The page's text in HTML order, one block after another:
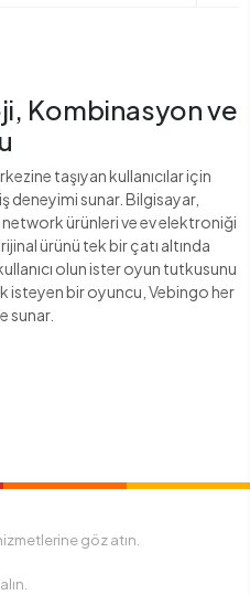
Kombinasyon ve
taşıyan kullanıcılar için
deneyimi sunar. Bilgisayar,
ürünleri ve ev elektroniği
ürünü tek bir çatı altında
olun ister oyun tutkusunu
isteyen bir oyuncu, Vebingo her
sunar.
göz atın.